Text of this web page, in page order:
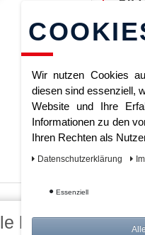
bei AWWM:
Wir nutzen Cookies
diesen sind essenziell,
Website und Ihre
Informationen zu den
Ihren Rechten als
Daten­schutz­erklärung
Essenziell